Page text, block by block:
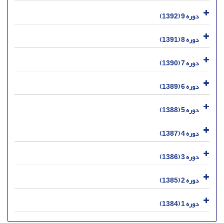
دوره 9 (1392)
دوره 8 (1391)
دوره 7 (1390)
دوره 6 (1389)
دوره 5 (1388)
دوره 4 (1387)
دوره 3 (1386)
دوره 2 (1385)
دوره 1 (1384)